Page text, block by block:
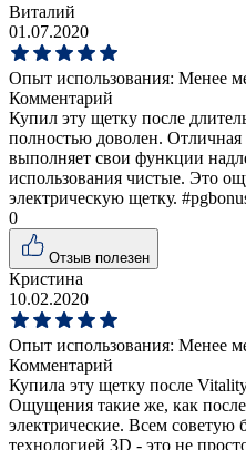
Виталий
01.07.2020
Опыт использования: Менее
Комментарий
Купил эту щетку после
полностью доволен.
выполняет свои функции
использования чистые. Это
электрическую щетку.
0
Отзыв полезен
Кристина
10.02.2020
Опыт использования: Менее
Комментарий
Купила эту щетку после
Ощущения такие же, как
электрические. Всем советую
технологией 3D - это не